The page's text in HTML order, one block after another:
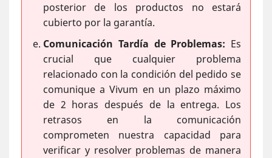
posterior de los productos no estará
cubierto por la garantía.
Comunicación Tardía de Problemas: Es
crucial que cualquier problema
relacionado con la condición del pedido se
comunique a Vivum en un plazo máximo
de 2 horas después de la entrega. Los
retrasos en la comunicación
comprometen nuestra capacidad para
verificar y resolver problemas de manera